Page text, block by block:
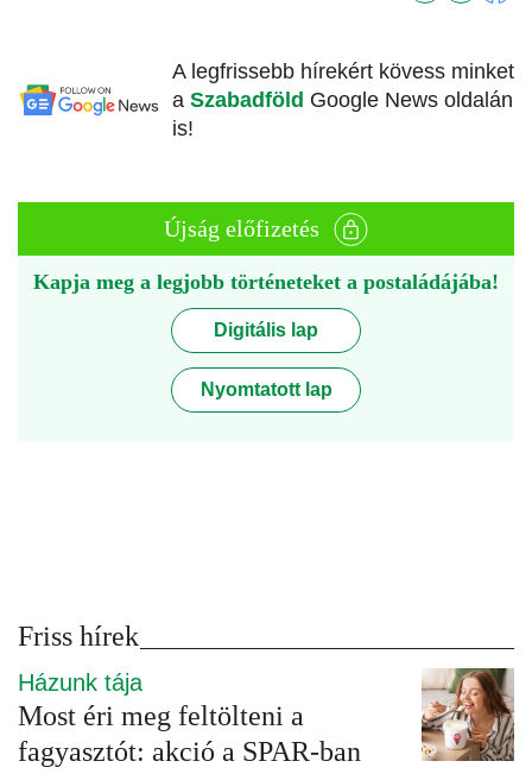
A legfrissebb hírekért kövess minket
a Szabadföld Google News oldalán
is!
Újság előfizetés
Kapja meg a legjobb történeteket a postaládájába!
Digitális lap
Nyomtatott lap
Friss hírek
Házunk tája
Most éri meg feltölteni a
fagyasztót: akció a SPAR-ban